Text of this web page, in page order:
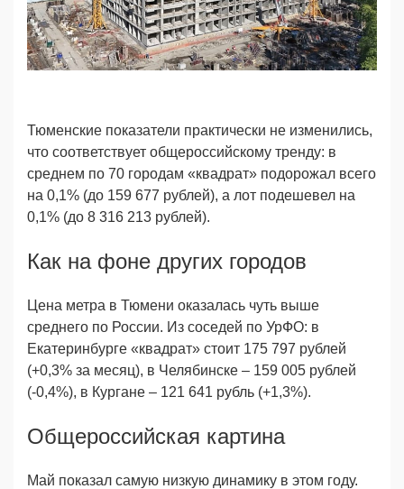
Тюменские показатели практически не изменились,
что соответствует общероссийскому тренду: в
среднем по 70 городам «квадрат» подорожал всего
на 0,1% (до 159 677 рублей), а лот подешевел на
0,1% (до 8 316 213 рублей).
Как на фоне других городов
Цена метра в Тюмени оказалась чуть выше
среднего по России. Из соседей по УрФО: в
Екатеринбурге «квадрат» стоит 175 797 рублей
(+0,3% за месяц), в Челябинске – 159 005 рублей
(-0,4%), в Кургане – 121 641 рубль (+1,3%).
Общероссийская картина
Май показал самую низкую динамику в этом году.